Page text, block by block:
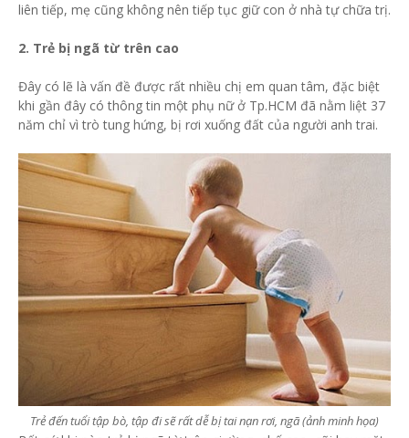
liên tiếp, mẹ cũng không nên tiếp tục giữ con ở nhà tự chữa trị.
2. Trẻ bị ngã từ trên cao
Đây có lẽ là vấn đề được rất nhiều chị em quan tâm, đặc biệt
khi gần đây có thông tin một phụ nữ ở Tp.HCM đã nằm liệt 37
năm chỉ vì trò tung hứng, bị rơi xuống đất của người anh trai.
Trẻ đến tuổi tập bò, tập đi sẽ rất dễ bị tai nạn rơi, ngã (ảnh minh họa)